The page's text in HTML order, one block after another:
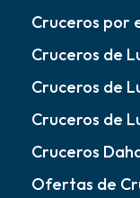
Cruceros por
Cruceros de
Cruceros de
Cruceros de
Cruceros
Ofertas de